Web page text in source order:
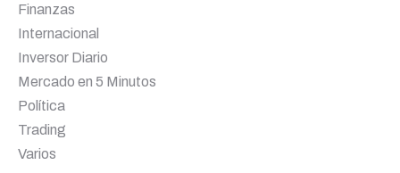
Finanzas
Internacional
Inversor Diario
Mercado en 5 Minutos
Política
Trading
Varios